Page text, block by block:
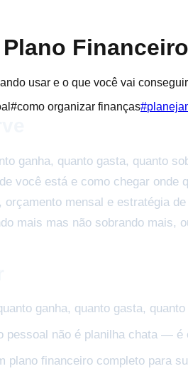
usar e o que você vai
#como organizar finanças#
ganha, quanto gasta, quanto
você está e como chegar
mensal e estratégia
mais mas não sobrando mais,
ganha, quanto gasta,
pessoal não é planilha chata —
plano financeiro completo para